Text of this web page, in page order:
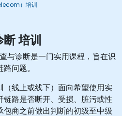
）培训
培训
与诊断是一门实用课程，旨在识
问题。
线上或线下）面向希望使用实
链路是否断开、受损、脏污或性
商之前做出判断的初级至中级